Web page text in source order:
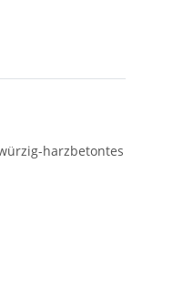
harzbetontes